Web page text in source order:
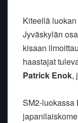
Kiteellä
Jyväskylän
kisaan
haastajat
Patrick Enok,
SM2-luokassa